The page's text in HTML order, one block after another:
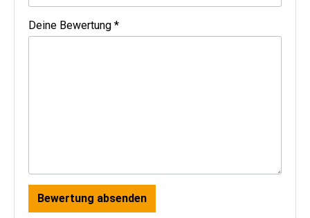
Deine Bewertung *
Bewertung absenden